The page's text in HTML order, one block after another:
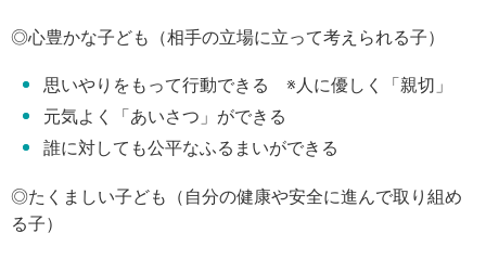
◎心豊かな子ども（相手の立場に立って考えられる子）
思いやりをもって行動できる ※人に優しく「親切」
元気よく「あいさつ」ができる
誰に対しても公平なふるまいができる
◎たくましい子ども（自分の健康や安全に進んで取り組め
る子）